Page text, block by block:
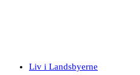
Liv i Landsbyerne